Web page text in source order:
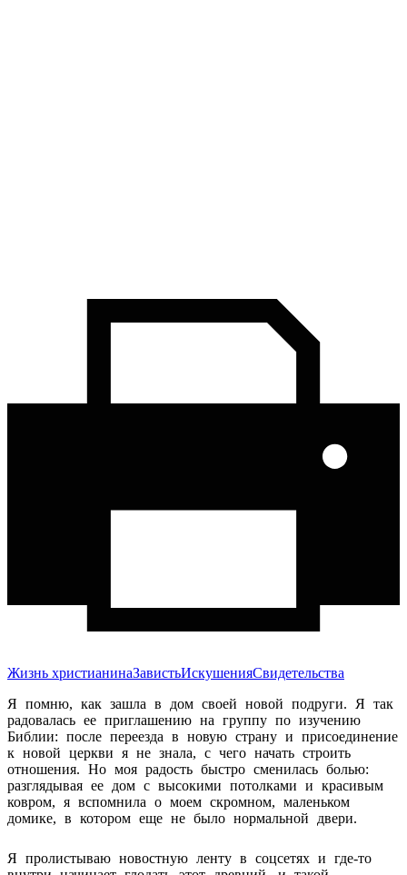
Жизнь христианинаЗавистьИскушенияСвидетельства
Я помню, как зашла в дом своей новой подруги. Я так
радовалась ее приглашению на группу по изучению
Библии: после переезда в новую страну и присоединение
к новой церкви я не знала, с чего начать строить
отношения. Но моя радость быстро сменилась болью:
разглядывая ее дом с высокими потолками и красивым
ковром, я вспомнила о моем скромном, маленьком
домике, в котором еще не было нормальной двери.
Я пролистываю новостную ленту в соцсетях и где-то